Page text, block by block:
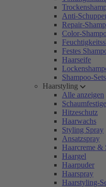
Anti-
Repair-
Color-
Festes
Haarseife
Shampoo-Sets
Haarstyling
Alle anzeigen
Hitzeschutz
Haarwachs
Styling Spray
Ansatzspray
Haarcreme &
Haargel
Haarpuder
Haarspray
Haarstyling-